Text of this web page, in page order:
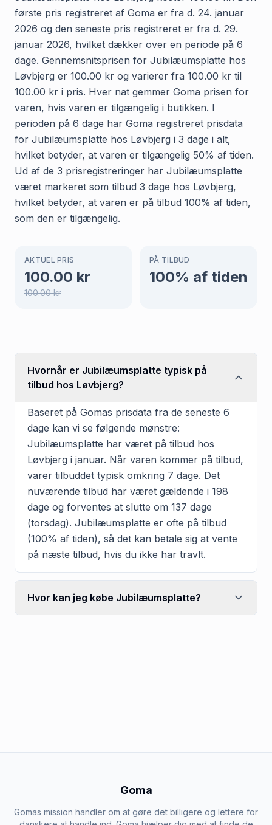
første pris registreret af Goma er fra d. 24. januar
2026 og den seneste pris registreret er fra d. 29.
januar 2026, hvilket dækker over en periode på 6
dage. Gennemsnitsprisen for Jubilæumsplatte hos
Løvbjerg er 100.00 kr og varierer fra 100.00 kr til
100.00 kr i pris. Hver nat gemmer Goma prisen for
varen, hvis varen er tilgængelig i butikken. I
perioden på 6 dage har Goma registreret prisdata
for Jubilæumsplatte hos Løvbjerg i 3 dage i alt,
hvilket betyder, at varen er tilgængelig 50% af tiden.
Ud af de 3 prisregistreringer har Jubilæumsplatte
været markeret som tilbud 3 dage hos Løvbjerg,
hvilket betyder, at varen er på tilbud 100% af tiden,
som den er tilgængelig.
AKTUEL PRIS
100.00 kr
100.00kr
PÅ TILBUD
100% af tiden
Hvornår er Jubilæumsplatte typisk på
tilbud hos Løvbjerg?
Baseret på Gomas prisdata fra de seneste 6
dage kan vi se følgende mønstre:
Jubilæumsplatte har været på tilbud hos
Løvbjerg i januar. Når varen kommer på tilbud,
varer tilbuddet typisk omkring 7 dage. Det
nuværende tilbud har været gældende i 198
dage og forventes at slutte om 137 dage
(torsdag). Jubilæumsplatte er ofte på tilbud
(100% af tiden), så det kan betale sig at vente
på næste tilbud, hvis du ikke har travlt.
Hvor kan jeg købe Jubilæumsplatte?
Goma
Gomas mission handler om at gøre det billigere og lettere for